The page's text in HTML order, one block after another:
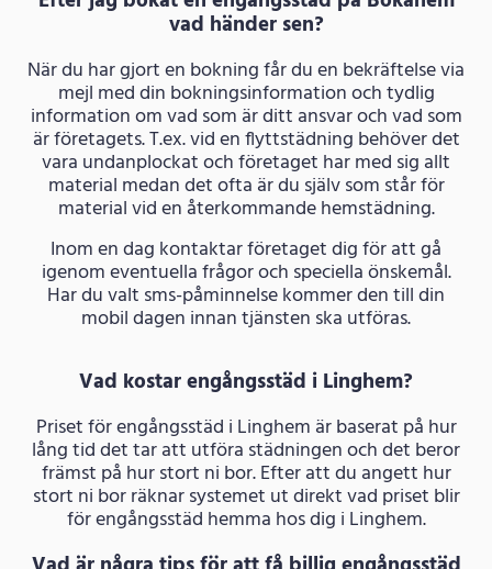
vad händer sen?
När du har gjort en bokning får du en bekräftelse via
mejl med din bokningsinformation och tydlig
information om vad som är ditt ansvar och vad som
är företagets. T.ex. vid en flyttstädning behöver det
vara undanplockat och företaget har med sig allt
material medan det ofta är du själv som står för
material vid en återkommande hemstädning.
Inom en dag kontaktar företaget dig för att gå
igenom eventuella frågor och speciella önskemål.
Har du valt sms-påminnelse kommer den till din
mobil dagen innan tjänsten ska utföras.
Vad kostar engångsstäd i Linghem?
Priset för engångsstäd i Linghem är baserat på hur
lång tid det tar att utföra städningen och det beror
främst på hur stort ni bor. Efter att du angett hur
stort ni bor räknar systemet ut direkt vad priset blir
för engångsstäd hemma hos dig i Linghem.